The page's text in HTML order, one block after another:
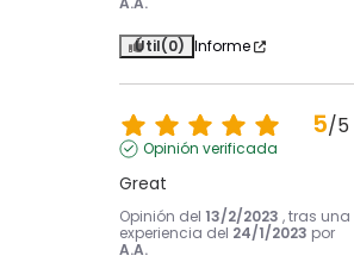
Útil(0) Informe
5/5
Opinión verificada
Great
Opinión del 13/2/2023 , tras una
experiencia del 24/1/2023 por
A.A.